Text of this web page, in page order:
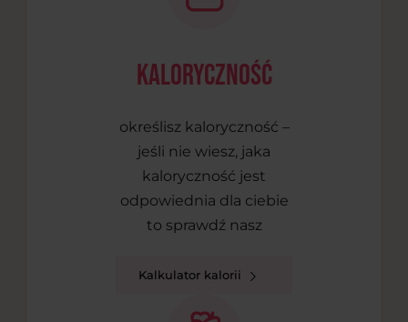
kaloryczność
określisz kaloryczność –
jeśli nie wiesz, jaka
kaloryczność jest
odpowiednia dla ciebie
to sprawdź nasz
Kalkulator kalorii